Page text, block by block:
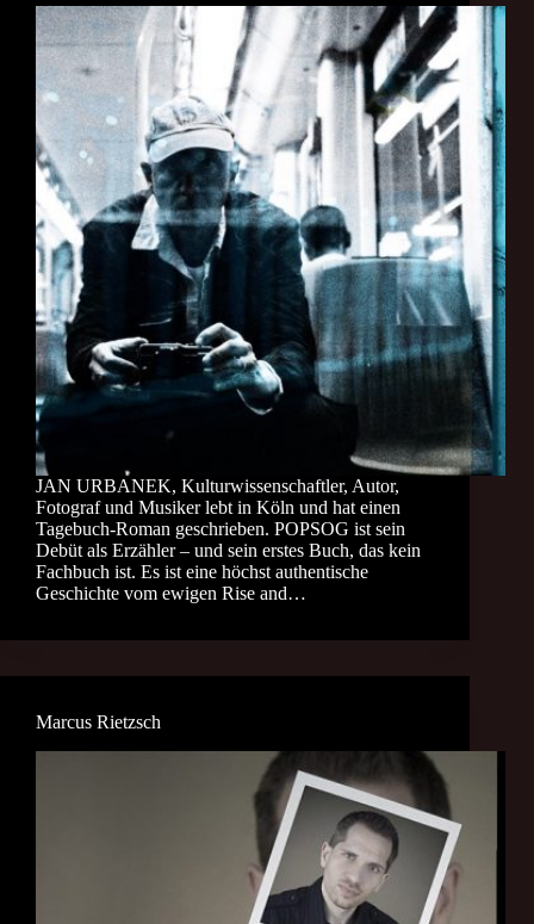
JAN URBANEK, Kulturwissenschaftler, Autor,
Fotograf und Musiker lebt in Köln und hat einen
Tagebuch-Roman geschrieben. POPSOG ist sein
Debüt als Erzähler – und sein erstes Buch, das kein
Fachbuch ist. Es ist eine höchst authentische
Geschichte vom ewigen Rise and…
Marcus Rietzsch